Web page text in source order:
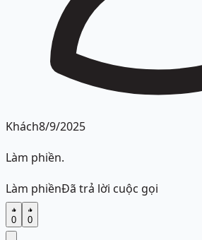
Khách8/9/2025
Làm phiền.
Làm phiềnĐã trả lời cuộc gọi
0 0